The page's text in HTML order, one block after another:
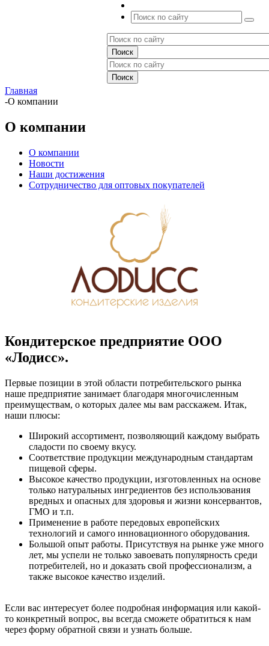
Главная
-О компании
О компании
О компании
Новости
Наши достижения
Сотрудничество для оптовых покупателей
Кондитерское предприятие ООО
«Лодисс».
Первые позиции в этой области потребительского рынка
наше предприятие занимает благодаря многочисленным
преимуществам, о которых далее мы вам расскажем. Итак,
наши плюсы:
Широкий ассортимент, позволяющий каждому выбрать
сладости по своему вкусу.
Соответствие продукции международным стандартам
пищевой сферы.
Высокое качество продукции, изготовленных на основе
только натуральных ингредиентов без использования
вредных и опасных для здоровья и жизни консервантов,
ГМО и т.п.
Применение в работе передовых европейских
технологий и самого инновационного оборудования.
Большой опыт работы. Присутствуя на рынке уже много
лет, мы успели не только завоевать популярность среди
потребителей, но и доказать свой профессионализм, а
также высокое качество изделий.
Если вас интересует более подробная информация или какой-
то конкретный вопрос, вы всегда сможете обратиться к нам
через форму обратной связи и узнать больше.